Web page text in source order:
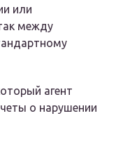
или
между
агент
о нарушении